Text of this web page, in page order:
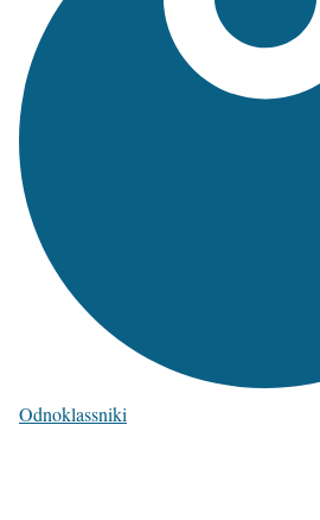
Odnoklassniki